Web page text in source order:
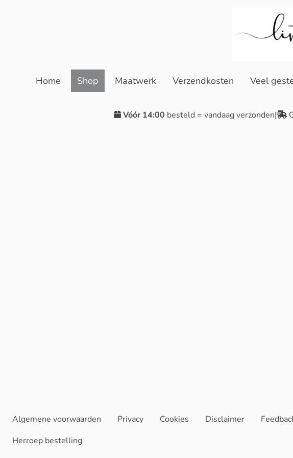
Home Shop Maatwerk Verzendkosten Veel
Vóór 14:00 besteld = vandaag verzonden|
Algemene voorwaarden Privacy Cookies Disclaimer
Herroep bestelling